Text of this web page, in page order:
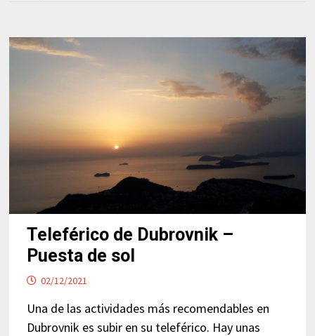
Teleférico de Dubrovnik –
Puesta de sol
02/12/2021
Una de las actividades más recomendables en
Dubrovnik es subir en su teleférico. Hay unas